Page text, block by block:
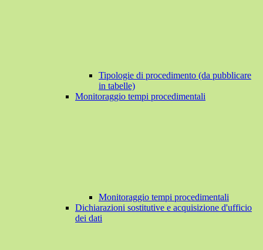
Tipologie di procedimento (da pubblicare
in tabelle)
Monitoraggio tempi procedimentali
Monitoraggio tempi procedimentali
Dichiarazioni sostitutive e acquisizione d'ufficio
dei dati